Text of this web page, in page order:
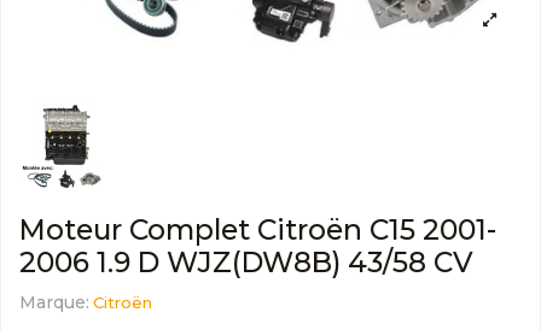
Moteur Complet Citroën C15 2001-
2006 1.9 D WJZ(DW8B) 43/58 CV
Marque: Citroën